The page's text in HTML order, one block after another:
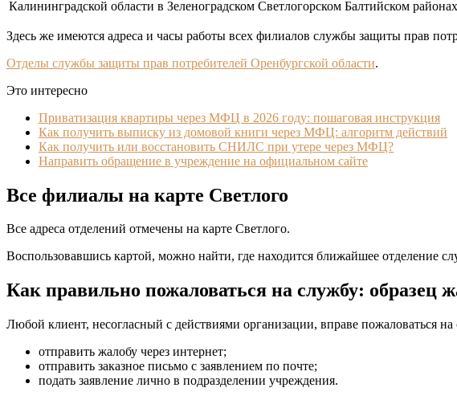
Калининградской области в Зеленоградском Светлогорском Балтийском
Здесь же имеются адреса и часы работы всех филиалов службы защиты прав
Отделы службы защиты прав потребителей Оренбургской области.
Это интересно
Приватизация квартиры через МФЦ в 2026 году: пошаговая инструкция
Как получить выписку из домовой книги через МФЦ: алгоритм действий
Как получить или восстановить СНИЛС при утере через МФЦ?
Направить обращение в учреждение на официальном сайте
Все филиалы на карте Светлого
Все адреса отделений отмечены на карте Светлого.
Воспользовавшись картой, можно найти, где находится ближайшее отделение
Как правильно пожаловаться на службу: образец
Любой клиент, несогласный с действиями организации, вправе пожаловаться
отправить жалобу через интернет;
отправить заказное письмо с заявлением по почте;
подать заявление лично в подразделении учреждения.